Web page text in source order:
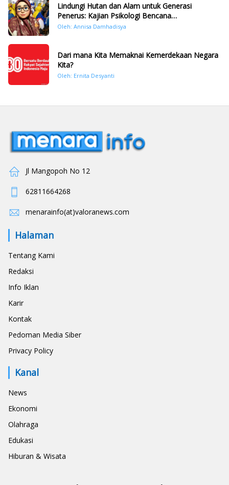
Lindungi Hutan dan Alam untuk Generasi
Penerus: Kajian Psikologi Bencana
Hidrometeorologi di Sumatera Pasca Tragedi
Oleh: Annisa Damhadisya
Dari mana Kita Memaknai Kemerdekaan Negara
Kita?
Oleh: Ernita Desyanti
Jl Mangopoh No 12
62811664268
menarainfo(at)valoranews.com
Halaman
Tentang Kami
Redaksi
Info Iklan
Karir
Kontak
Pedoman Media Siber
Privacy Policy
Kanal
News
Ekonomi
Olahraga
Edukasi
Hiburan & Wisata